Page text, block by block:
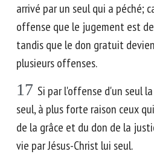
arrivé par un seul qui a péché;
offense que le jugement est
tandis que le don gratuit
plusieurs offenses.
17 Si par l'offense d'un seul
seul, à plus forte raison ceux
de la grâce et du don de la
vie par Jésus-Christ lui seul.